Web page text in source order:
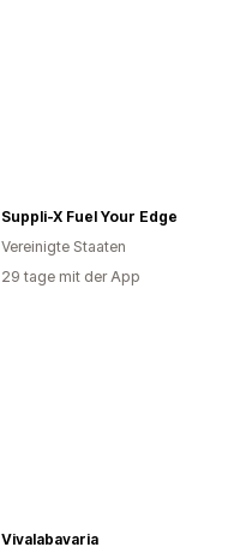
Suppli-X Fuel Your Edge
Vereinigte Staaten
29 tage mit der App
Vivalabavaria